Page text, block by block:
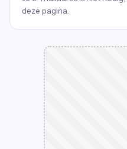
deze pagina.